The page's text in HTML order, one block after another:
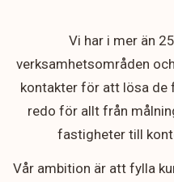
Vi har i mer än
verksamhetsområden
kontakter för att lösa de
redo för allt från
fastigheter till
Vår ambition är att fylla